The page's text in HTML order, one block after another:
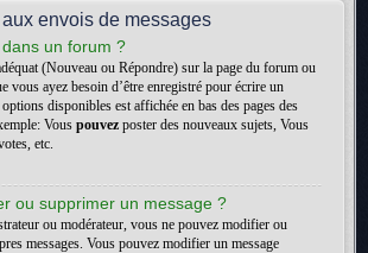
envois de messages
un forum ?
(Nouveau ou Répondre) sur la page du forum ou
vous ayez besoin d’être enregistré pour écrire un
disponibles est affichée en bas des pages des
Vous pouvez poster des nouveaux sujets, Vous
etc.
ou supprimer un message ?
ou modérateur, vous ne pouvez modifier ou
messages. Vous pouvez modifier un message